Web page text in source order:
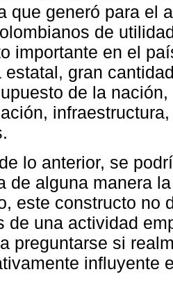
que generó para el
de
importante en el
estatal, gran
de la
lo anterior, se
de alguna manera
este constructo no
de una actividad
preguntarse si
influyente